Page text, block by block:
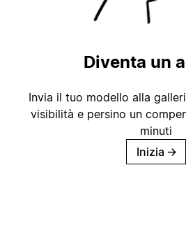
Diventa un
Invia il tuo modello alla
visibilità e persino un
minuti
Inizia →